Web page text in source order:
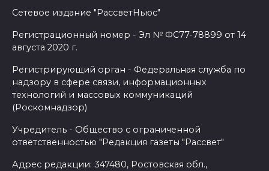
Сетевое издание "РассветНьюс"
Регистрационный номер - Эл № ФС77-78899 от 14
августа 2020 г.
Регистрирующий орган - Федеральная служба по
надзору в сфере связи, информационных
технологий и массовых коммуникаций
(Роскомнадзор)
Учредитель - Общество с ограниченной
ответственностью "Редакция газеты "Рассвет"
Адрес редакции: 347480, Ростовская обл.,